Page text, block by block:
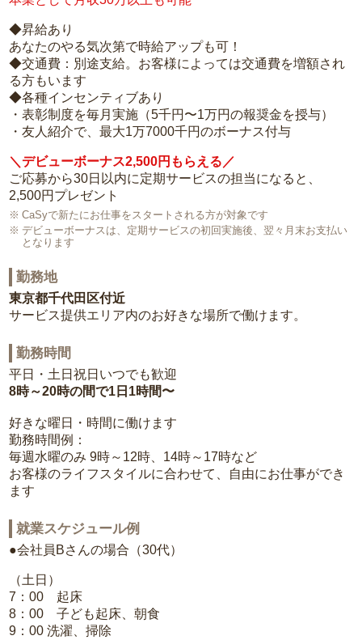
◆昇給あり
あなたのやる気次第で時給アップも可！
◆交通費：別途支給。お客様によっては交通費を増額され
る方もいます
◆各種インセンティブあり
・表彰制度を毎月実施（5千円〜1万円の報奨金を授与）
・友人紹介で、最大1万7000千円のボーナス付与
＼デビューボーナス2,500円もらえる／
ご応募から30日以内に定期サービスの担当になると、
2,500円プレゼント
CaSyで新たにお仕事をスタートされる方が対象です
デビューボーナスは、定期サービスの初回実施後、翌々月末お支払い
となります
勤務地
東京都千代田区付近
サービス提供エリア内のお好きな場所で働けます。
勤務時間
平日・土日祝日いつでも歓迎
8時～20時の間で1日1時間〜
好きな曜日・時間に働けます
勤務時間例：
毎週水曜のみ 9時～12時、14時～17時など
お客様のライフスタイルに合わせて、自由にお仕事ができ
ます
就業スケジュール例
●会社員Bさんの場合（30代）
（土日）
7：00 起床
8：00 子ども起床、朝食
9：00 洗濯、掃除